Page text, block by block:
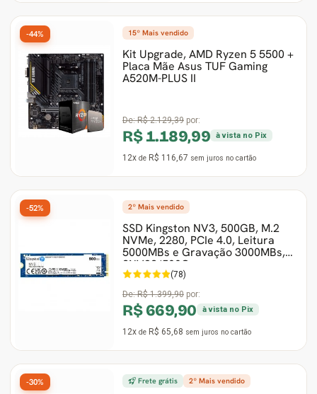
15º Mais vendido
Kit Upgrade, AMD Ryzen 5 5500 +
Placa Mãe Asus TUF Gaming
A520M-PLUS II
De:R$ 2.129,39 por:
R$ 1.189,99 à vista no Pix
12x de R$ 116,67 sem juros no cartão
-44%
2º Mais vendido
SSD Kingston NV3, 500GB, M.2
NVMe, 2280, PCIe 4.0, Leitura
5000MBs e Gravação 3000MBs,
SNV3S/500G
(78)
De:R$ 1.399,90 por:
R$ 669,90 à vista no Pix
12x de R$ 65,68 sem juros no cartão
-52%
Frete grátis 2º Mais vendido
-30%